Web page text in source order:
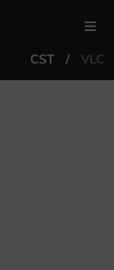
CST VLC